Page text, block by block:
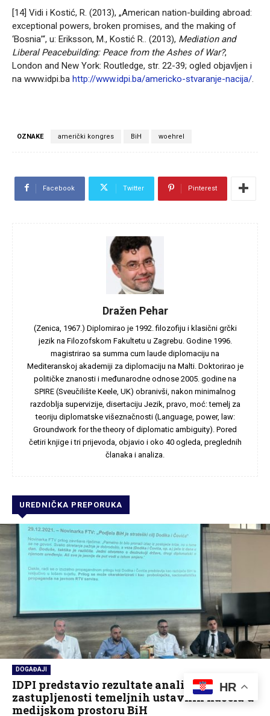
[14] Vidi i Kostić, R. (2013), „American nation-building abroad:
exceptional powers, broken promises, and the making of
‘Bosnia’“, u: Eriksson, M., Kostić R.. (2013), Mediation and
Liberal Peacebuilding: Peace from the Ashes of War?,
London and New York: Routledge, str. 22-39; ogled objavljen i
na www.idpi.ba http://www.idpi.ba/americko-stvaranje-nacija/
OZNAKE američki kongres BiH woehrel
Facebook Twitter Pinterest
Dražen Pehar
(Zenica, 1967.) Diplomirao je 1992. filozofiju i klasični grčki
jezik na Filozofskom Fakultetu u Zagrebu. Godine 1996.
magistrirao sa summa cum laude diplomaciju na
Mediteranskoj akademiji za diplomaciju na Malti. Doktorirao je
političke znanosti i međunarodne odnose 2005. godine na
SPIRE (Sveučilište Keele, UK) obranivši, nakon minimalnog
razdoblja supervizije, disertaciju Jezik, pravo, moć: temelj za
teoriju diplomatske višeznačnosti (Language, power, law:
Groundwork for the theory of diplomatic ambiguity). Pored
četiri knjige i tri prijevoda, objavio i oko 40 ogleda, preglednih
članaka i analiza.
UREDNIČKA PREPORUKA
DOGAĐAJI
IDPI predstavio rezultate analize o
zastupljenosti temeljnih ustavnih načela u
medijskom prostoru BiH
HR